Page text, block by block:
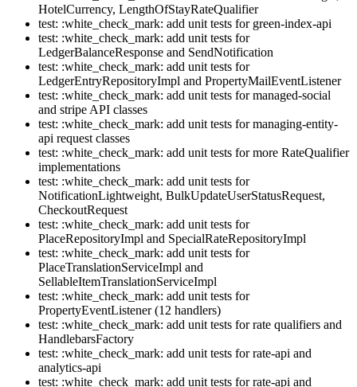
HotelCurrency, LengthOfStayRateQualifier
test: :white_check_mark: add unit tests for green-index-api
test: :white_check_mark: add unit tests for
LedgerBalanceResponse and SendNotification
test: :white_check_mark: add unit tests for
LedgerEntryRepositoryImpl and PropertyMailEventListener
test: :white_check_mark: add unit tests for managed-social
and stripe API classes
test: :white_check_mark: add unit tests for managing-entity-
api request classes
test: :white_check_mark: add unit tests for more RateQualifier
implementations
test: :white_check_mark: add unit tests for
NotificationLightweight, BulkUpdateUserStatusRequest,
CheckoutRequest
test: :white_check_mark: add unit tests for
PlaceRepositoryImpl and SpecialRateRepositoryImpl
test: :white_check_mark: add unit tests for
PlaceTranslationServiceImpl and
SellableItemTranslationServiceImpl
test: :white_check_mark: add unit tests for
PropertyEventListener (12 handlers)
test: :white_check_mark: add unit tests for rate qualifiers and
HandlebarsFactory
test: :white_check_mark: add unit tests for rate-api and
analytics-api
test: :white_check_mark: add unit tests for rate-api and